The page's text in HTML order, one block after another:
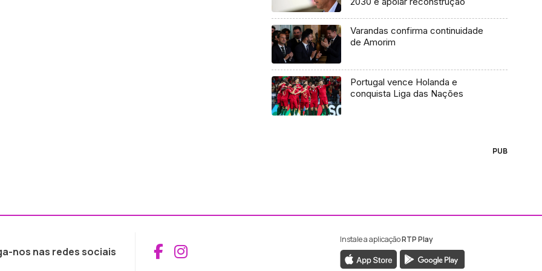
Varandas confirma continuidade
de Amorim
Portugal vence Holanda e
conquista Liga das Nações
PUB
nos nas redes sociais Aceder ao Facebook da RTP Madeira
Aceder ao Instagram da RTP Madeira
Instale a aplicaçãoRTP Play